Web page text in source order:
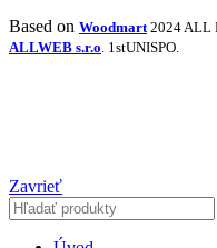
Based on Woodmart 2024 ALL
ALLWEB s.r.o. 1stUNISPO.
Zavrieť